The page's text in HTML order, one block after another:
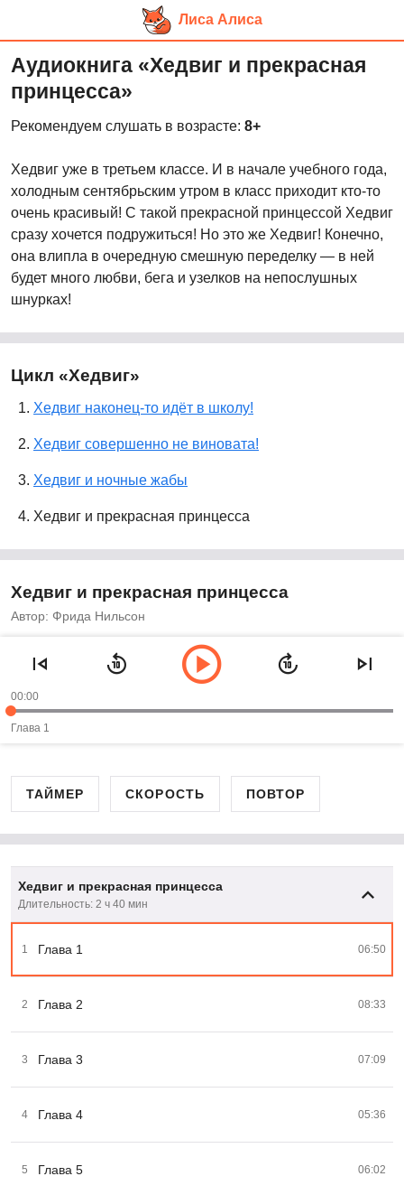
основному
Лиса Алиса
Аудиокнига «Хедвиг и прекрасная
принцесса»
Рекомендуем слушать в возрасте: 8+
Хедвиг уже в третьем классе. И в начале учебного года,
холодным сентябрьским утром в класс приходит кто-то
очень красивый! С такой прекрасной принцессой Хедвиг
сразу хочется подружиться! Но это же Хедвиг! Конечно,
она влипла в очередную смешную переделку — в ней
будет много любви, бега и узелков на непослушных
шнурках!
Цикл «Хедвиг»
1. Хедвиг наконец-то идёт в школу!
2. Хедвиг совершенно не виновата!
3. Хедвиг и ночные жабы
4. Хедвиг и прекрасная принцесса
Хедвиг и прекрасная принцесса
Автор: Фрида Нильсон
00:00
Глава 1
ТАЙМЕР СКОРОСТЬ ПОВТОР
Хедвиг и прекрасная принцесса
Длительность: 2 ч 40 мин
1 Глава 1 06:50
2 Глава 2 08:33
3 Глава 3 07:09
4 Глава 4 05:36
5 Глава 5 06:02